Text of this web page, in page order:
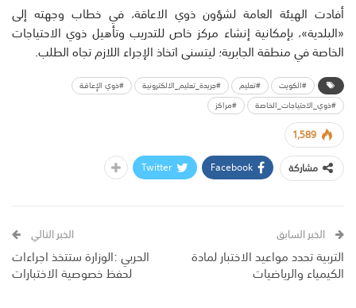
أفادت الهيئة العامة لشؤون ذوي الاعاقة، في خطاب وجهته إلى
«البلدية»، بإمكانية إنشاء مركز خاص للتدريب وتأهيل ذوي الاحتياجات
الخاصة في منطقة الجابرية؛ ليتسنى اتخاذ الإجراء اللازم تجاه الطلب.
#الكويت #تعليم #جريدة_تعليم_الالكترونية
#ذوي الإعاقة
#ذوي_الاحتياجات_الخاصة
#مراكز
1,589
مشاركة
Facebook
Twitter
الخبر السابق
التربية تحدد مواعيد الاختبار لمادة
الكيمياء والرياضيات
الخبر التالي
الحربي :الوزارة ستتخذ اجراءات
لحفظ خصوصية الاختبارات